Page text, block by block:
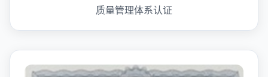
质量管理体系认证